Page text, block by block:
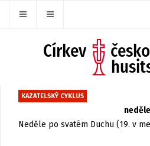
KAZATELSKÝ CYKLUS
Neděle po svatém Duchu (19. v